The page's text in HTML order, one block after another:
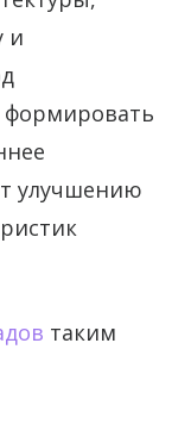
и
формировать
улучшению
таким